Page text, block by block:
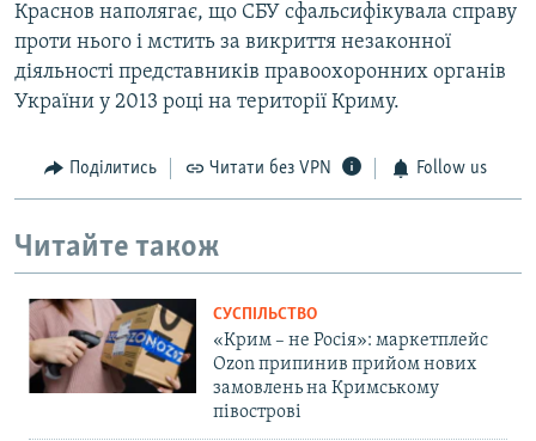
Краснов наполягає, що СБУ сфальсифікувала справу
проти нього і мстить за викриття незаконної
діяльності представників правоохоронних органів
України у 2013 році на території Криму.
Поділитись Читати без VPN Follow us
Читайте також
СУСПІЛЬСТВО
«Крим – не Росія»: маркетплейс
Ozon припинив прийом нових
замовлень на Кримському
півострові